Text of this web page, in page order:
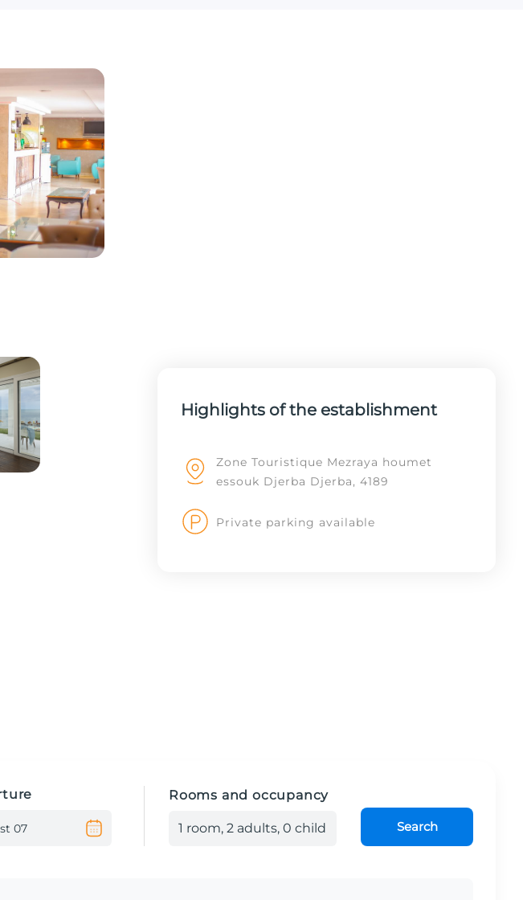
Highlights of the establishment
Zone Touristique Mezraya houmet
essouk Djerba Djerba, 4189
Private parking available
Rooms and occupancy
1 room, 2 adults, 0 child Search